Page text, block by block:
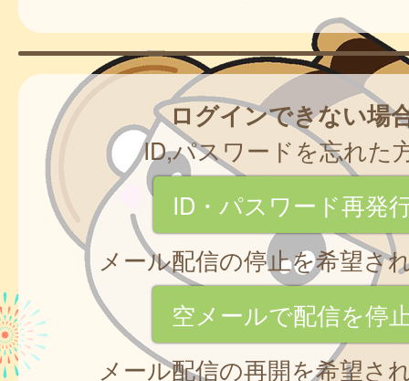
ログインできない場
ID,パスワードを忘れた
ID・パスワード再発
メール配信の停止を希望さ
空メールで配信を停
メール配信の再開を希望さ